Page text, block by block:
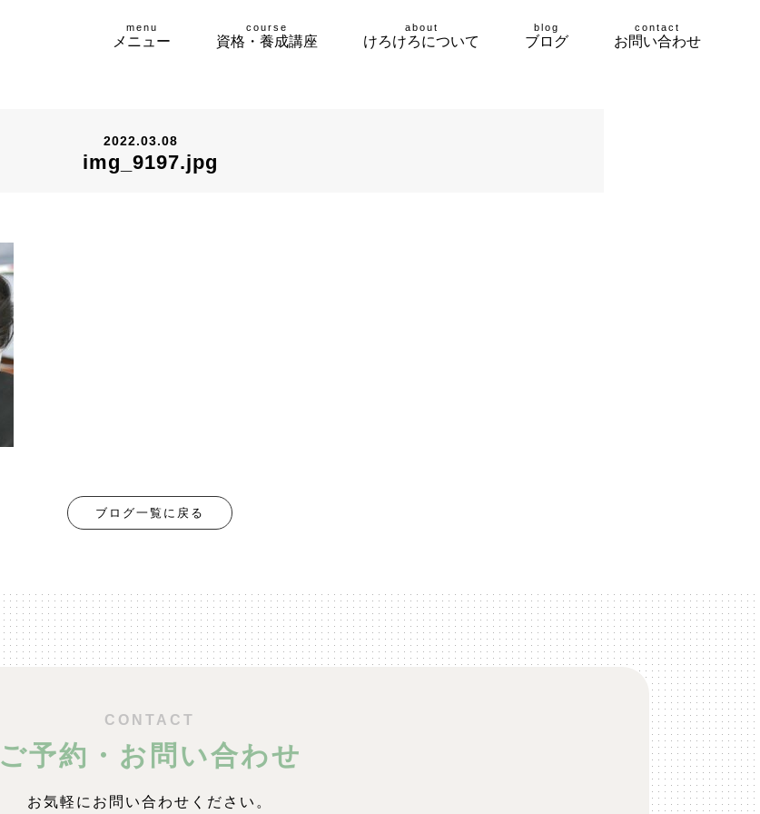
menu
メニュー
course
資格・養成講座
about
けろけろについて
blog
ブログ
contact
お問い合わせ
2022.03.08
img_9197.jpg
ブログ一覧に戻る
CONTACT
ご予約・お問い合わせ
お気軽にお問い合わせください。